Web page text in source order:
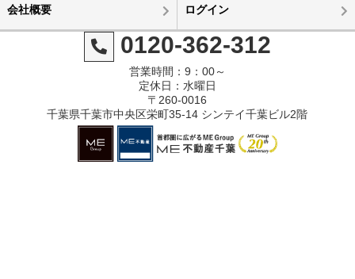
会社概要 ログイン
0120-362-312
営業時間：9：00～
定休日：水曜日
〒260-0016
千葉県千葉市中央区栄町35-14 シンテイ千葉ビル2階